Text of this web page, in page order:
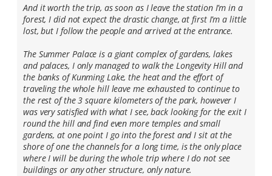
And it worth the trip, as soon as I leave the station I’m in a
forest, I did not expect the drastic change, at first I’m a little
lost, but I follow the people and arrived at the entrance.
The Summer Palace is a giant complex of gardens, lakes
and palaces, I only managed to walk the Longevity Hill and
the banks of Kunming Lake, the heat and the effort of
traveling the whole hill leave me exhausted to continue to
the rest of the 3 square kilometers of the park, however I
was very satisfied with what I see, back looking for the exit I
round the hill and find even more temples and small
gardens, at one point I go into the forest and I sit at the
shore of one the channels for a long time, is the only place
where I will be during the whole trip where I do not see
buildings or any other structure, only nature.